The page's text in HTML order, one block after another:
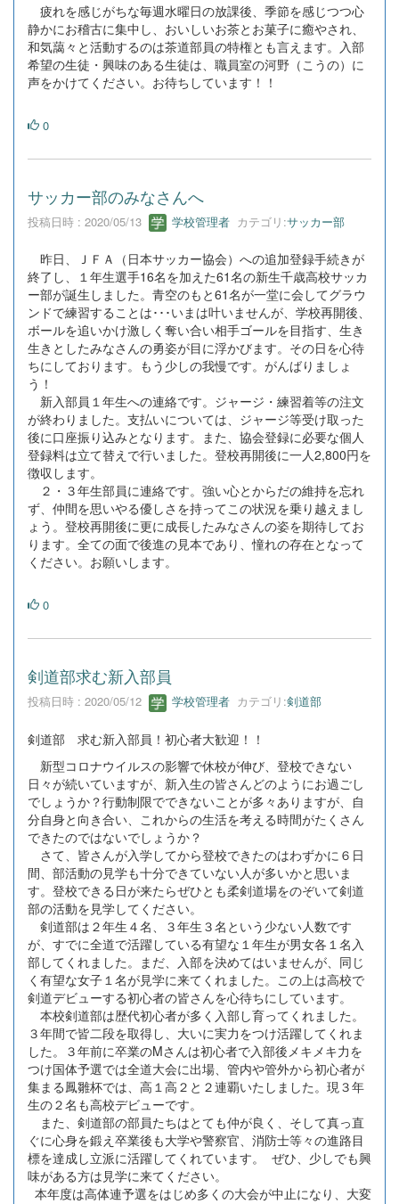
疲れを感じがちな毎週水曜日の放課後、季節を感じつつ心
静かにお稽古に集中し、おいしいお茶とお菓子に癒やされ、
和気藹々と活動するのは茶道部員の特権とも言えます。入部
希望の生徒・興味のある生徒は、職員室の河野（こうの）に
声をかけてください。お待ちしています！！
0
サッカー部のみなさんへ
投稿日時 : 2020/05/13 学校管理者 カテゴリ:サッカー部
昨日、ＪＦＡ（日本サッカー協会）への追加登録手続きが
終了し、１年生選手16名を加えた61名の新生千歳高校サッカ
ー部が誕生しました。青空のもと61名が一堂に会してグラウ
ンドで練習することは･･･いまは叶いませんが、学校再開後、
ボールを追いかけ激しく奪い合い相手ゴールを目指す、生き
生きとしたみなさんの勇姿が目に浮かびます。その日を心待
ちにしております。もう少しの我慢です。がんばりましょ
う！
新入部員１年生への連絡です。ジャージ・練習着等の注文
が終わりました。支払いについては、ジャージ等受け取った
後に口座振り込みとなります。また、協会登録に必要な個人
登録料は立て替えで行いました。登校再開後に一人2,800円を
徴収します。
２・３年生部員に連絡です。強い心とからだの維持を忘れ
ず、仲間を思いやる優しさを持ってこの状況を乗り越えまし
ょう。登校再開後に更に成長したみなさんの姿を期待してお
ります。全ての面で後進の見本であり、憧れの存在となって
ください。お願いします。
0
剣道部求む新入部員
投稿日時 : 2020/05/12 学校管理者 カテゴリ:剣道部
剣道部 求む新入部員！初心者大歓迎！！
新型コロナウイルスの影響で休校が伸び、登校できない
日々が続いていますが、新入生の皆さんどのようにお過ごし
でしょうか？行動制限でできないことが多々ありますが、自
分自身と向き合い、これからの生活を考える時間がたくさん
できたのではないでしょうか？
さて、皆さんが入学してから登校できたのはわずかに６日
間、部活動の見学も十分できていない人が多いかと思いま
す。登校できる日が来たらぜひとも柔剣道場をのぞいて剣道
部の活動を見学してください。
剣道部は２年生４名、３年生３名という少ない人数です
が、すでに全道で活躍している有望な１年生が男女各１名入
部してくれました。まだ、入部を決めてはいませんが、同じ
く有望な女子１名が見学に来てくれました。この上は高校で
剣道デビューする初心者の皆さんを心待ちにしています。
本校剣道部は歴代初心者が多く入部し育ってくれました。
３年間で皆二段を取得し、大いに実力をつけ活躍してくれま
した。３年前に卒業のMさんは初心者で入部後メキメキ力を
つけ国体予選では全道大会に出場、管内や管外から初心者が
集まる鳳雛杯では、高１高２と２連覇いたしました。現３年
生の２名も高校デビューです。
また、剣道部の部員たちはとても仲が良く、そして真っ直
ぐに心身を鍛え卒業後も大学や警察官、消防士等々の進路目
標を達成し立派に活躍してくれています。 ぜひ、少しでも興
味がある方は見学に来てください。
本年度は高体連予選をはじめ多くの大会が中止になり、大変